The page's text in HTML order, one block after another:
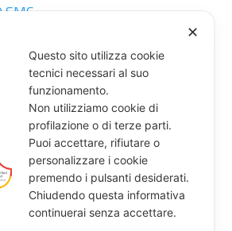
SMC
49 – ORBASSANO
✕
Questo sito utilizza cookie
tecnici necessari al suo
funzionamento.
Non utilizziamo cookie di
profilazione o di terze parti.
Puoi accettare, rifiutare o
personalizzare i cookie
premendo i pulsanti desiderati.
Chiudendo questa informativa
continuerai senza accettare.